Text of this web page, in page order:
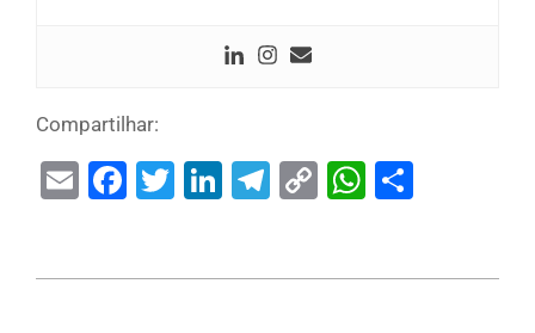
Compartilhar:
EmailFacebook
Twitter
LinkedIn
Telegram
Copy